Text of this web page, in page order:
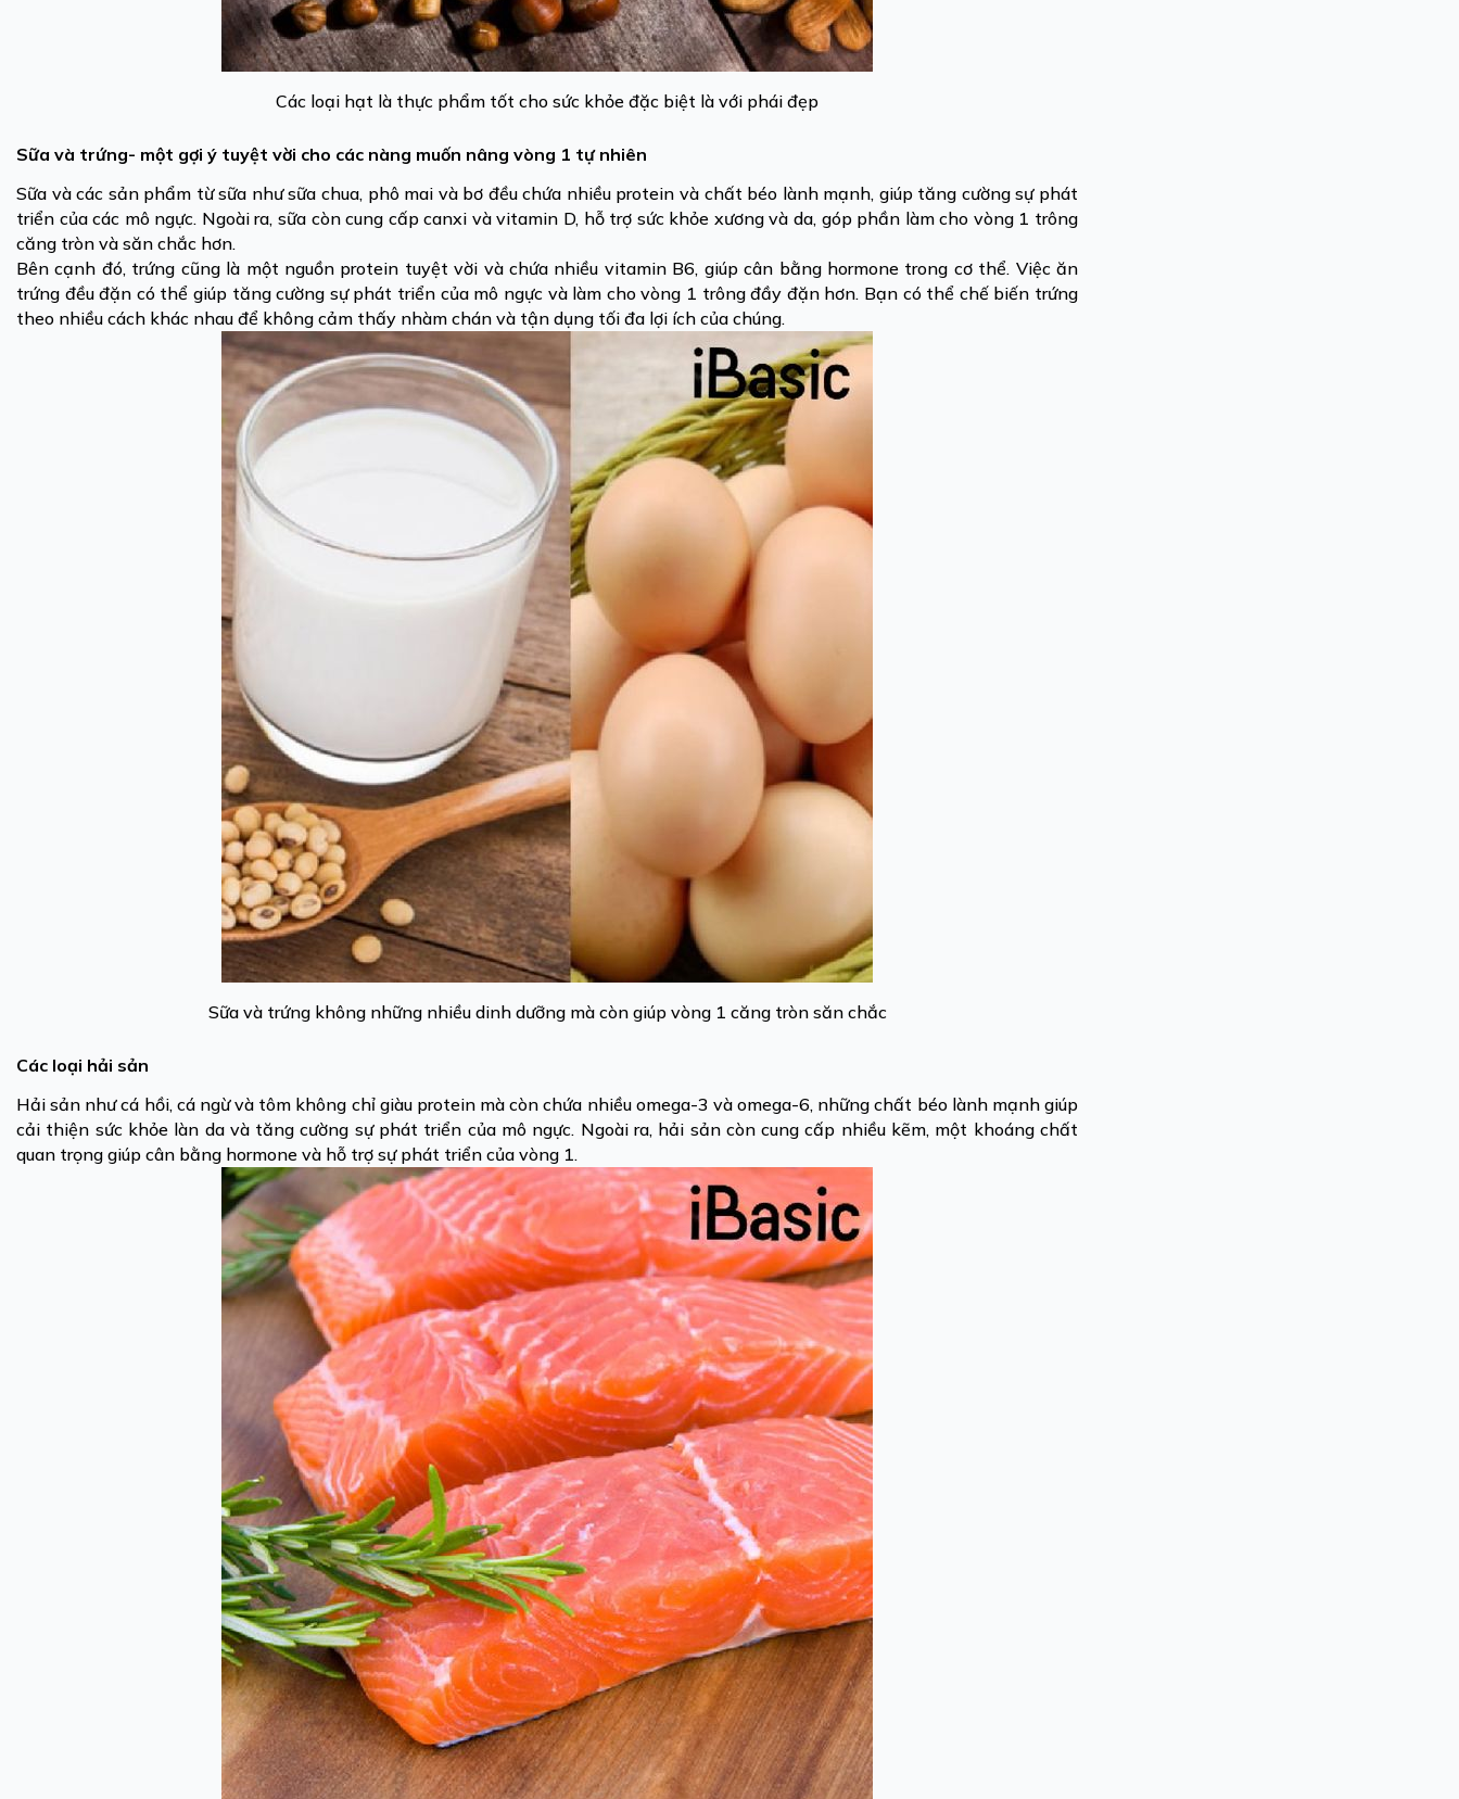
Các loại hạt là thực phẩm tốt cho sức khỏe đặc biệt là với phái đẹp
Sữa và trứng- một gợi ý tuyệt vời cho các nàng muốn nâng vòng 1 tự nhiên
Sữa và các sản phẩm từ sữa như sữa chua, phô mai và bơ đều chứa nhiều protein và chất béo lành mạnh, giúp tăng cường sự phát
triển của các mô ngực. Ngoài ra, sữa còn cung cấp canxi và vitamin D, hỗ trợ sức khỏe xương và da, góp phần làm cho vòng 1 trông
căng tròn và săn chắc hơn.
Bên cạnh đó, trứng cũng là một nguồn protein tuyệt vời và chứa nhiều vitamin B6, giúp cân bằng hormone trong cơ thể. Việc ăn
trứng đều đặn có thể giúp tăng cường sự phát triển của mô ngực và làm cho vòng 1 trông đầy đặn hơn. Bạn có thể chế biến trứng
theo nhiều cách khác nhau để không cảm thấy nhàm chán và tận dụng tối đa lợi ích của chúng.
Sữa và trứng không những nhiều dinh dưỡng mà còn giúp vòng 1 căng tròn săn chắc
Các loại hải sản
Hải sản như cá hồi, cá ngừ và tôm không chỉ giàu protein mà còn chứa nhiều omega-3 và omega-6, những chất béo lành mạnh giúp
cải thiện sức khỏe làn da và tăng cường sự phát triển của mô ngực. Ngoài ra, hải sản còn cung cấp nhiều kẽm, một khoáng chất
quan trọng giúp cân bằng hormone và hỗ trợ sự phát triển của vòng 1.